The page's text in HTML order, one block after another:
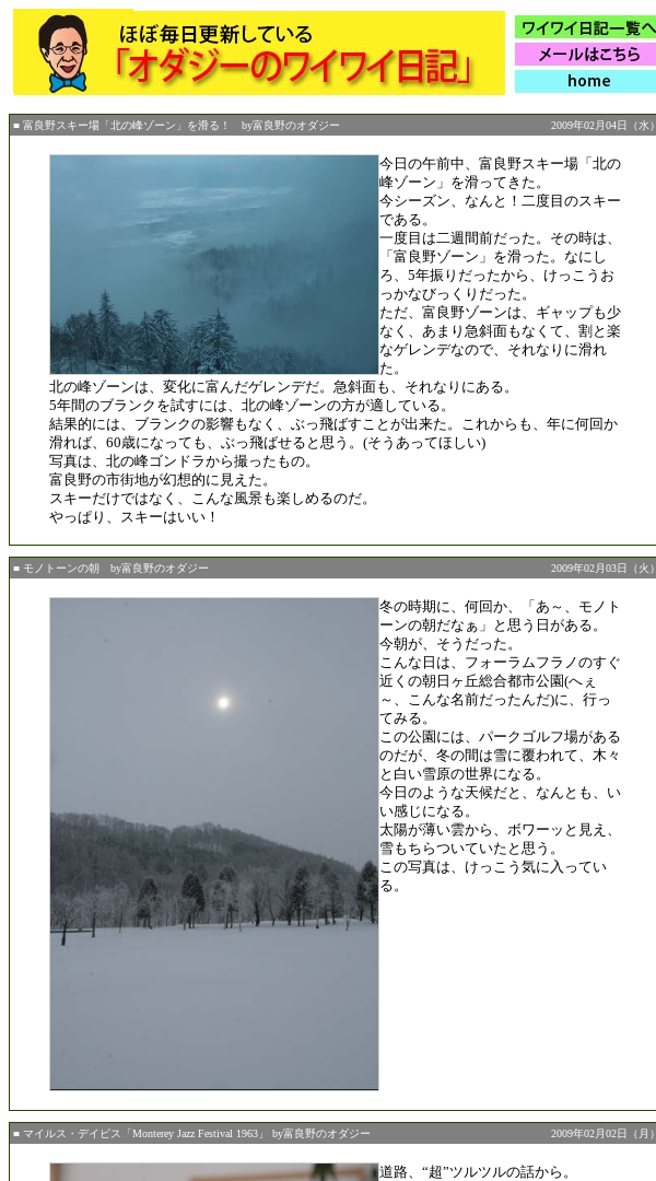
■ 富良野スキー場「北の峰ゾーン」を滑る！ by富良野のオダジー 2009年02月04日（水）
今日の午前中、富良野スキー場「北の
峰ゾーン」を滑ってきた。
今シーズン、なんと！二度目のスキー
である。
一度目は二週間前だった。その時は、
「富良野ゾーン」を滑った。なにし
ろ、5年振りだったから、けっこうお
っかなびっくりだった。
ただ、富良野ゾーンは、ギャップも少
なく、あまり急斜面もなくて、割と楽
なゲレンデなので、それなりに滑れ
た。
北の峰ゾーンは、変化に富んだゲレンデだ。急斜面も、それなりにある。
5年間のブランクを試すには、北の峰ゾーンの方が適している。
結果的には、ブランクの影響もなく、ぶっ飛ばすことが出来た。これからも、年に何回か
滑れば、60歳になっても、ぶっ飛ばせると思う。(そうあってほしい)
写真は、北の峰ゴンドラから撮ったもの。
富良野の市街地が幻想的に見えた。
スキーだけではなく、こんな風景も楽しめるのだ。
やっぱり、スキーはいい！
■ モノトーンの朝 by富良野のオダジー 2009年02月03日（火）
冬の時期に、何回か、「あ～、モノト
ーンの朝だなぁ」と思う日がある。
今朝が、そうだった。
こんな日は、フォーラムフラノのすぐ
近くの朝日ヶ丘総合都市公園(へぇ
～、こんな名前だったんだ)に、行っ
てみる。
この公園には、パークゴルフ場がある
のだが、冬の間は雪に覆われて、木々
と白い雪原の世界になる。
今日のような天候だと、なんとも、い
い感じになる。
太陽が薄い雲から、ボワーッと見え、
雪もちらついていたと思う。
この写真は、けっこう気に入ってい
る。
■ マイルス・デイビス「Monterey Jazz Festival 1963」 by富良野のオダジー 2009年02月02日（月）
道路、“超”ツルツルの話から。